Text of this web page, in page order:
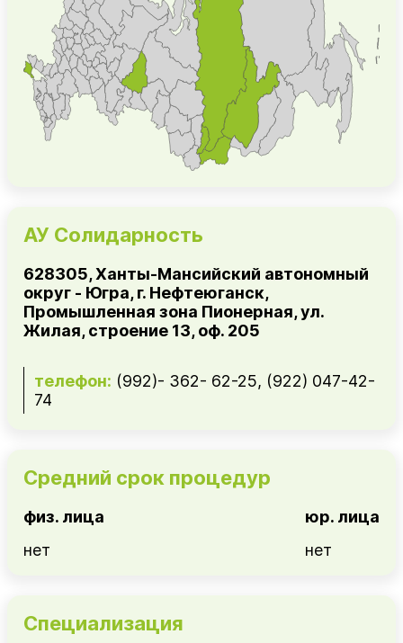
АУ Солидарность
628305, Ханты-Мансийский автономный
округ - Югра, г. Нефтеюганск,
Промышленная зона Пионерная, ул.
Жилая, строение 13, оф. 205
телефон: (992)- 362- 62-25, (922) 047-42-
74
Средний срок процедур
физ. лица
нет
юр. лица
нет
Специализация